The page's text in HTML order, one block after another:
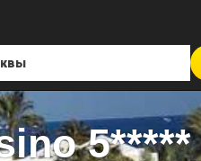
5*****